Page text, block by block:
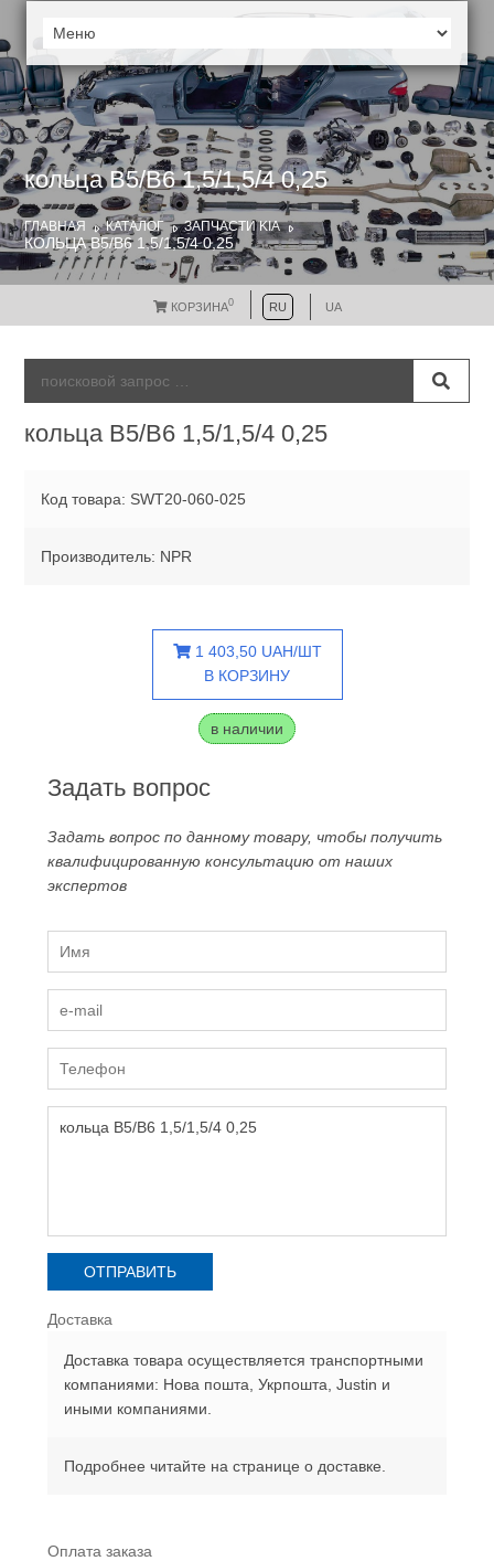
кольца В5/В6 1,5/1,5/4 0,25
ГЛАВНАЯ КАТАЛОГ ЗАПЧАСТИ KIA
КОЛЬЦА В5/В6 1,5/1,5/4 0,25
КОРЗИНА0 RU UA
кольца В5/В6 1,5/1,5/4 0,25
Код товара: SWT20-060-025
Производитель: NPR
1 403,50 UAH/ШТ
В КОРЗИНУ
в наличии
Задать вопрос
Задать вопрос по данному товару, чтобы получить
квалифицированную консультацию от наших
экспертов
Доставка
Доставка товара осуществляется транспортными
компаниями: Нова пошта, Укрпошта, Justin и
иными компаниями.
Подробнее читайте на странице о доставке.
Оплата заказа